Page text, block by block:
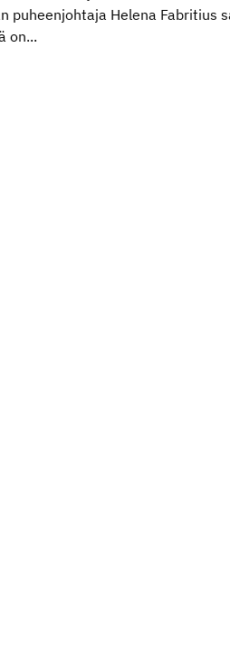
Helena Fabritius
on...